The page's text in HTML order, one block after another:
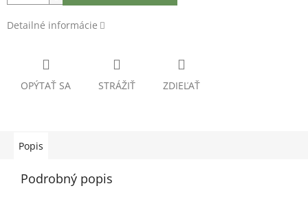
Detailné informácie
OPÝTAŤ SA STRÁŽIŤ ZDIEĽAŤ
Popis
Podrobný popis